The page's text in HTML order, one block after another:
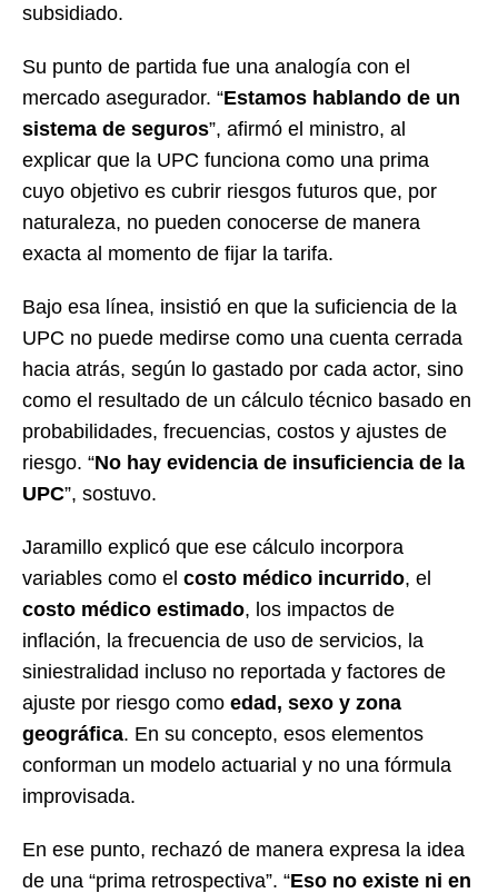
subsidiado.
Su punto de partida fue una analogía con el
mercado asegurador. “Estamos hablando de un
sistema de seguros”, afirmó el ministro, al
explicar que la UPC funciona como una prima
cuyo objetivo es cubrir riesgos futuros que, por
naturaleza, no pueden conocerse de manera
exacta al momento de fijar la tarifa.
Bajo esa línea, insistió en que la suficiencia de la
UPC no puede medirse como una cuenta cerrada
hacia atrás, según lo gastado por cada actor, sino
como el resultado de un cálculo técnico basado en
probabilidades, frecuencias, costos y ajustes de
riesgo. “No hay evidencia de insuficiencia de la
UPC”, sostuvo.
Jaramillo explicó que ese cálculo incorpora
variables como el costo médico incurrido, el
costo médico estimado, los impactos de
inflación, la frecuencia de uso de servicios, la
siniestralidad incluso no reportada y factores de
ajuste por riesgo como edad, sexo y zona
geográfica. En su concepto, esos elementos
conforman un modelo actuarial y no una fórmula
improvisada.
En ese punto, rechazó de manera expresa la idea
de una “prima retrospectiva”. “Eso no existe ni en